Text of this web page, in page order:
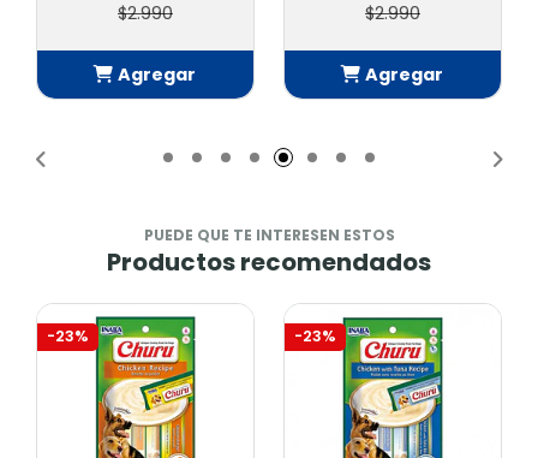
$2.990
Agregar
$12.900
Agregar
PUEDE QUE TE INTERESEN ESTOS
Productos recomendados
-23% -23%